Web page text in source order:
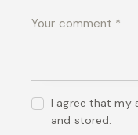
I agree that my
and stored.